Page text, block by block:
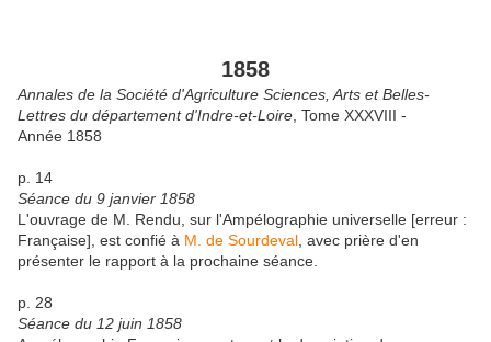
1858
Annales de la Société d'Agriculture Sciences, Arts et Belles-
Lettres du département d'Indre-et-Loire , Tome XXXVIII -
Année 1858
p. 14
Séance du 9 janvier 1858
L'ouvrage de M. Rendu, sur l'Ampélographie universelle [erreur :
Française], est confié à M. de Sourdeval , avec prière d'en
présenter le rapport à la prochaine séance.
p. 28
Séance du 12 juin 1858